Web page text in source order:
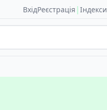
ВхідРеєстрація | Індекси